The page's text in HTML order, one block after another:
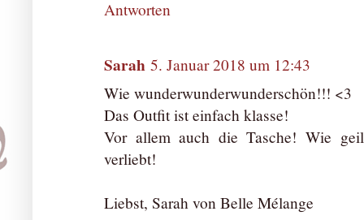
Antworten
Sarah 5. Januar 2018 um 12:43
Wie wunderwunderwunderschön!!! <3
Das Outfit ist einfach klasse!
Vor allem auch die Tasche! Wie
verliebt!
Liebst, Sarah von Belle Mélange